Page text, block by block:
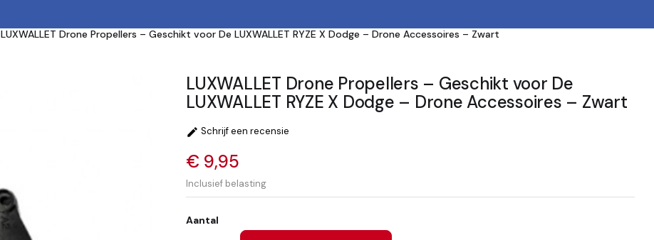
LUXWALLET Drone Propellers – Geschikt voor De LUXWALLET RYZE X Dodge – Drone Accessoires – Zwart
LUXWALLET Drone Propellers – Geschikt voor De
LUXWALLET RYZE X Dodge – Drone Accessoires – Zwart
 Schrijf een recensie
€ 9,95
Inclusief belasting
Aantal